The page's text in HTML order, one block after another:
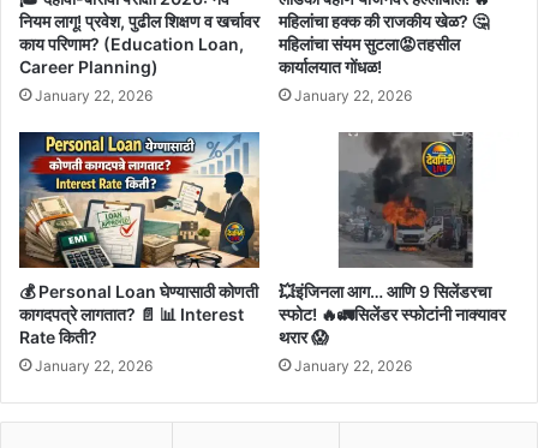
नियम लागू! प्रवेश, पुढील शिक्षण व खर्चावर
काय परिणाम? (Education Loan,
Career Planning)
January 22, 2026
महिलांचा हक्क की राजकीय खेळ? 🤔
महिलांचा संयम सुटला😡तहसील
कार्यालयात गोंधळ!
January 22, 2026
💰 Personal Loan घेण्यासाठी कोणती
कागदपत्रे लागतात? 📄 📊 Interest
Rate किती?
January 22, 2026
💥इंजिनला आग… आणि 9 सिलेंडरचा
स्फोट! 🔥🚛सिलेंडर स्फोटांनी नाक्यावर
थरार 😱
January 22, 2026